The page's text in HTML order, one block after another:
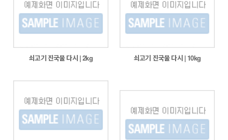
쇠고기 진국물 다시 | 2kg 쇠고기 진국물 다시 | 10kg